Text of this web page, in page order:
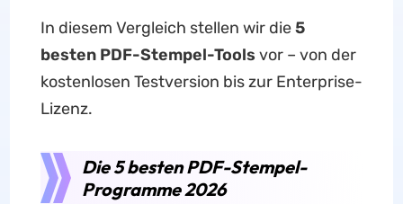
In diesem Vergleich stellen wir die5
besten PDF-Stempel-Tools vor – von der
kostenlosen Testversion bis zur Enterprise-
Lizenz.
Die 5 besten PDF-Stempel-
Programme 2026